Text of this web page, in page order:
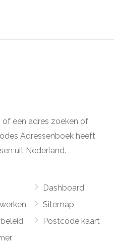
een adres zoeken of
Adressenboek heeft
uit Nederland.
Dashboard
Sitemap
Postcode kaart